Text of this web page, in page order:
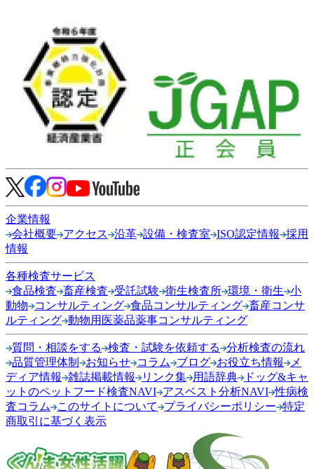
企業情報
会社概要 アクセス 沿革 設備・検査室 ISO認定情報
採用
情報
各種検査サービス
食品検査 畜産検査 受託試験 衛生検査所 環境・衛生 小
動物
コンサルティング 食品コンサルティング 畜産コンサ
ルティング 動物用医薬品薬事コンサルティング
質問・相談をする 検査・試験を依頼する
分析検査の流れ
品質管理体制
お知らせ コラム ブログ お役立ち情報
メ
ディア情報
雑誌掲載情報 リンク集 用語辞典
ドッグ&キャ
ットのペットフード検査NAVI アスベスト分析NAVI 性病検
査コラム
このサイトについて プライバシーポリシー 特定
商取引に基づく表示